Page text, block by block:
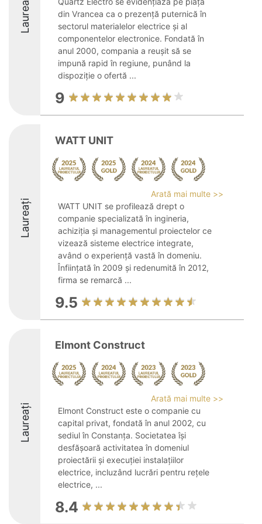
Laureați
din Vrancea ca o prezență puternică în
sectorul materialelor electrice și al
componentelor electronice. Fondată în
anul 2000, compania a reușit să se
impună rapid în regiune, punând la
dispoziție o ofertă ...
9
Laureați
WATT UNIT
Arată mai multe >>
WATT UNIT se profilează drept o
companie specializată în ingineria,
achiziția și managementul proiectelor ce
vizează sisteme electrice integrate,
având o experiență vastă în domeniu.
Înființată în 2009 și redenumită în 2012,
firma se remarcă ...
9.5
Laureați
Elmont Construct
Arată mai multe >>
Elmont Construct este o companie cu
capital privat, fondată în anul 2002, cu
sediul în Constanța. Societatea își
desfășoară activitatea în domeniul
proiectării și execuției instalațiilor
electrice, incluzând lucrări pentru rețele
electrice, ...
8.4